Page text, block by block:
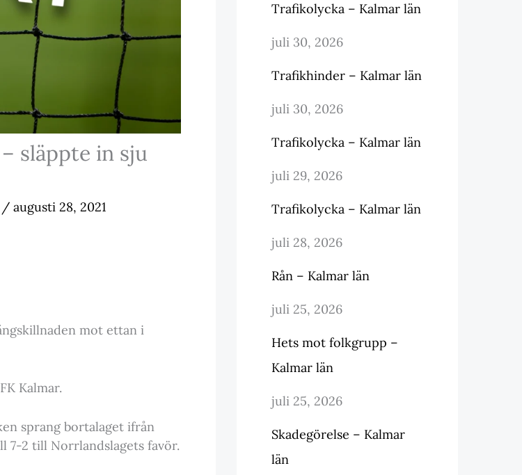
släppte in sju
/ augusti 28, 2021
mot ettan i
Kalmar.
sprang bortalaget ifrån
2 till Norrlandslagets favör.
Trafikolycka – Kalmar län
juli 30, 2026
Trafikhinder – Kalmar län
juli 30, 2026
Trafikolycka – Kalmar län
juli 29, 2026
Trafikolycka – Kalmar län
juli 28, 2026
Rån – Kalmar län
juli 25, 2026
Hets mot folkgrupp –
Kalmar län
juli 25, 2026
Skadegörelse – Kalmar
län